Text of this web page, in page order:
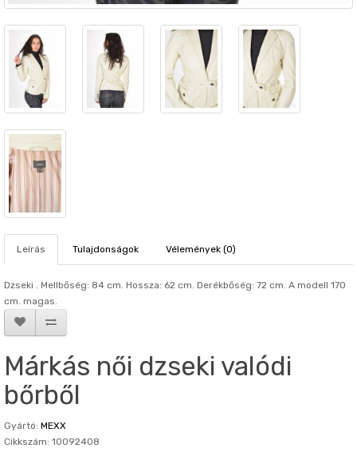
Leírás Tulajdonságok Vélemények (0)
Dzseki . Mellbőség: 84 cm. Hosszа: 62 cm. Derékbőség: 72 cm. A modell 170
cm. magas.
Márkás női dzseki valódi
bőrből
Gyártó: MEXX
Cikkszám: 10092408